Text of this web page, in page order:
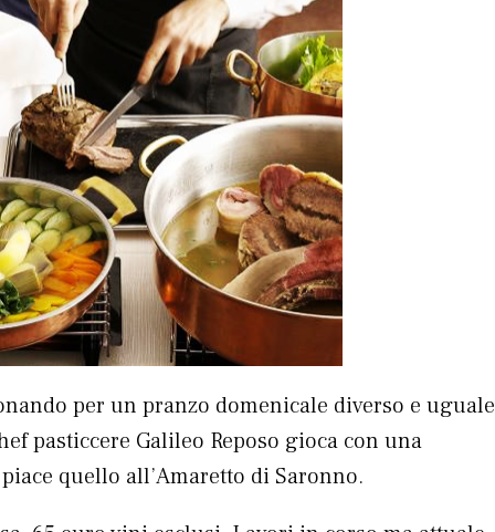
per un pranzo domenicale diverso e uguale
pasticcere Galileo Reposo gioca con una
quello all’Amaretto di Saronno.